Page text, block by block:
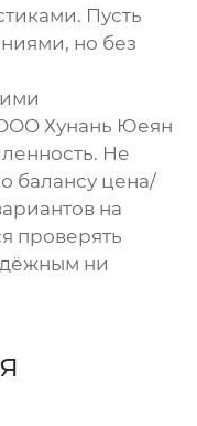
Пусть
но без
Хунань Юеян
Не
балансу цена/
на
проверять
ни